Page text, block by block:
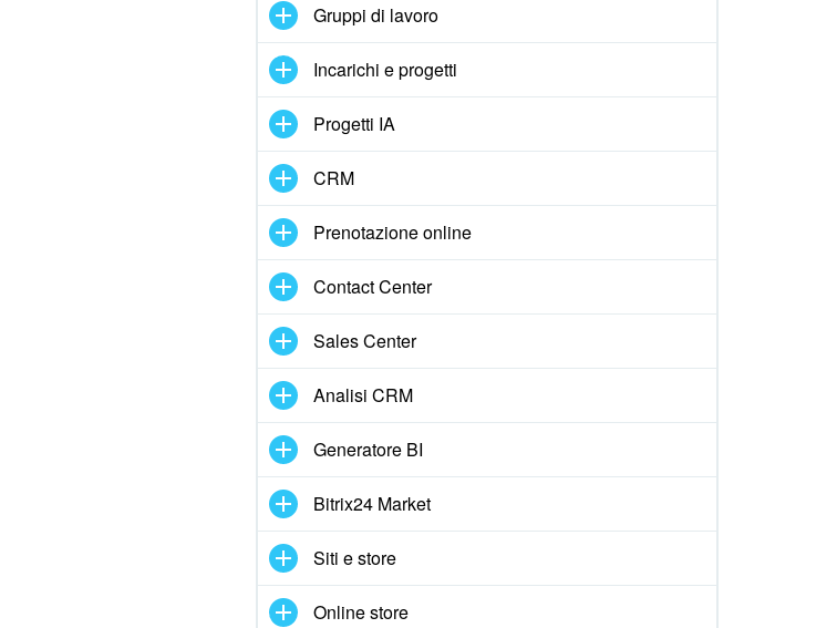
Gruppi di lavoro
Incarichi e progetti
Progetti IA
CRM
Prenotazione online
Contact Center
Sales Center
Analisi CRM
Generatore BI
Bitrix24 Market
Siti e store
Online store